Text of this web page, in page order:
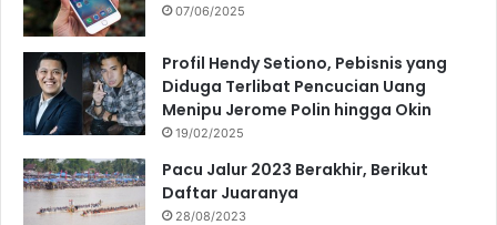
07/06/2025
Profil Hendy Setiono, Pebisnis yang
Diduga Terlibat Pencucian Uang
Menipu Jerome Polin hingga Okin
19/02/2025
Pacu Jalur 2023 Berakhir, Berikut
Daftar Juaranya
28/08/2023